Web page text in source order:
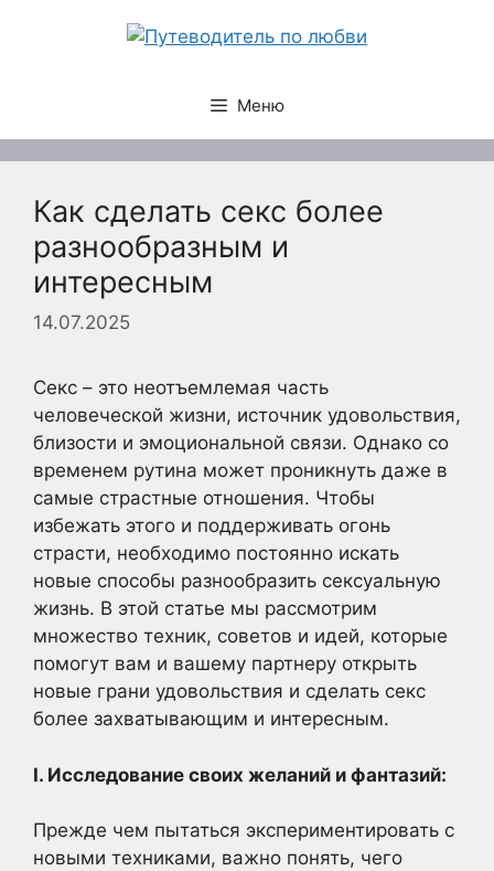
Меню
Как сделать секс более
разнообразным и
интересным
14.07.2025
Секс – это неотъемлемая часть
человеческой жизни, источник удовольствия,
близости и эмоциональной связи. Однако со
временем рутина может проникнуть даже в
самые страстные отношения. Чтобы
избежать этого и поддерживать огонь
страсти, необходимо постоянно искать
новые способы разнообразить сексуальную
жизнь. В этой статье мы рассмотрим
множество техник, советов и идей, которые
помогут вам и вашему партнеру открыть
новые грани удовольствия и сделать секс
более захватывающим и интересным.
I. Исследование своих желаний и фантазий:
Прежде чем пытаться экспериментировать с
новыми техниками, важно понять, чего